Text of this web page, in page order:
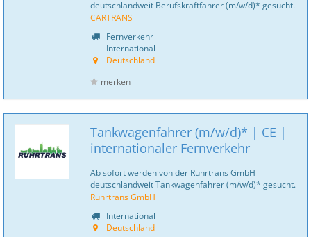
deutschlandweit Berufskraftfahrer (m/w/d)* gesucht.
CARTRANS
Fernverkehr
International
Deutschland
merken
Tankwagenfahrer (m/w/d)* | CE |
internationaler Fernverkehr
Ab sofort werden von der Ruhrtrans GmbH
deutschlandweit Tankwagenfahrer (m/w/d)* gesucht.
Ruhrtrans GmbH
International
Deutschland